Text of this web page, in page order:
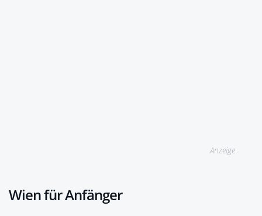
Anzeige
Wien für Anfänger